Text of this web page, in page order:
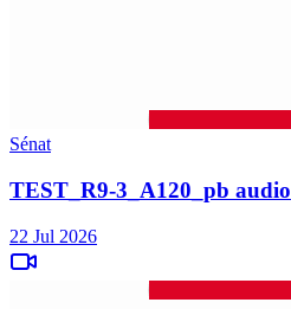
Sénat
TEST_R9-3_A120_pb audio
22 Jul 2026